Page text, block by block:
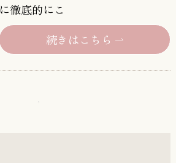
に徹底的にこ
続きはこちら